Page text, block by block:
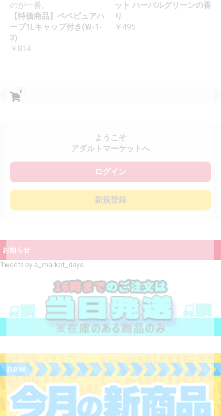
0
ようこそ
アダルトマーケットへ
ログイン
新規登録
お知らせ
Tweets by a_market_dayo
のが一番。
【特価商品】ペペピュアハ
ーブ1Lキャップ付き(W-1-
3)
￥814
ット ハーバルグリーンの香
り
￥495